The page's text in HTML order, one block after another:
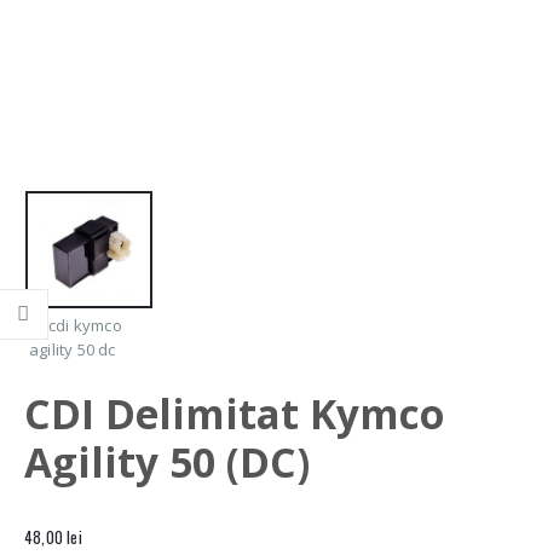
CDI Delimitat Kymco
Agility 50 (DC)
48,00lei